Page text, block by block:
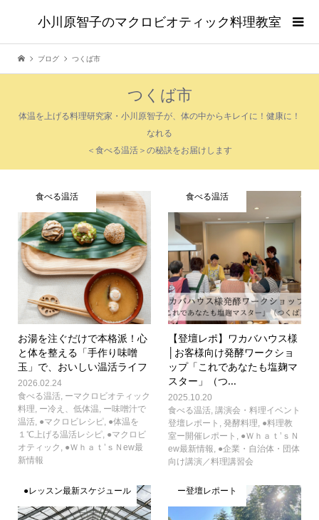
小川原智子のマクロビオティック料理教室
ブログ つくば市
つくば市
体温を上げる料理研究家・小川原智子が、体の中からキレイに！健康に！
なれる
＜食べる温活＞の秘訣をお届けします
食べる温活
お湯を注ぐだけで本格派！心
と体を整える「手作り味噌
玉」で、おいしい温活ライフ
2026.02.24
食べる温活, ーマクロビオティック
料理 ー冷え、低体温 ー味噌汁で
温活, ●マクロビレシピ, ●体温を
１℃上げる温活レシピ, ●マクロビ
オティック
●Ｗｈａｔ’ｓＮew最
新情報
食べる温活
【登壇レポ】ワカバハウス様
│お客様向け発酵ワークショ
ップ「これであなたも塩麹マ
スター」（つ...
2025.10.20
食べる温活 ,講演会・料理イベント
登壇レポート
,発酵料理 ●料理教
室ー開催レポート
●Ｗｈａｔ’ｓＮ
ew最新情報 ●企業・自治体・団体
向け講演／料理講習会
●レッスン最新スケジュール ー登壇レポート